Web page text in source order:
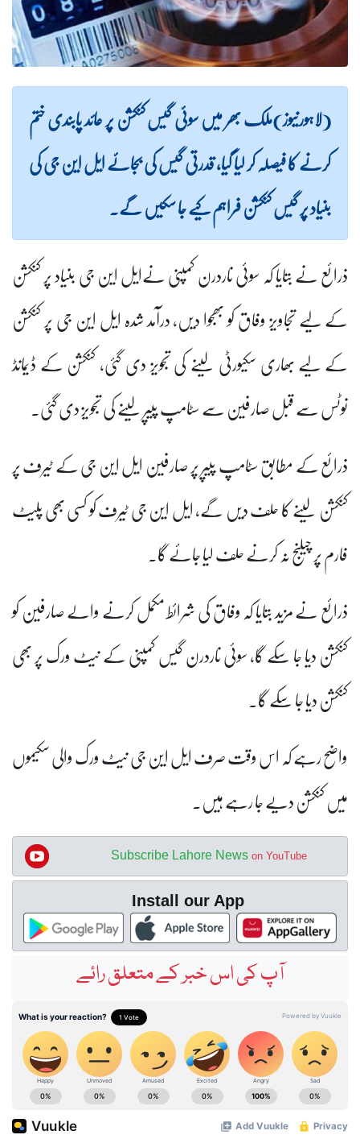
(لاہورنیوز)ملک بھر میں سوئی گیس کنکشن پر عائد پابندی ختم
کرنے کا فیصلہ کر لیا گیا، قدرتی گیس کی بجائے ایل این جی کی
بنیاد پر گیس کنکشن فراہم کیے جا سکیں گے۔
ذرائع نے بتایا کہ سوئی ناردرن کمپنی نےایل این جی بنیاد پر کنکشن
کے لیے تجاویز وفاق کو بھجوا دیں، درآمد شدہ ایل این جی پر کنکشن
کے لیے بھاری سکیورٹی لینے کی تجویز دی گئی، کنکشن کے ڈیمانڈ
نوٹس سے قبل صارفین سے سٹامپ پیپر لینے کی تجویز دی گئی۔
ذرائع کے مطابق سٹامپ پیپر پر صارفین ایل این جی کے ٹیرف پر
کنکشن لینے کا حلف دیں گے، ایل این جی ٹیرف کو کسی بھی پلیٹ
فارم پر چیلنج نہ کرنے حلف لیا جائے گا۔
ذرائع نے مزید بتایا کہ وفاق کی شرائط مکمل کرنے والے صارفین کو
کنکشن دیا جا سکے گا، سوئی ناردرن گیس کمپنی کے نیٹ ورک پر بھی
کنکشن دیا جا سکے گا۔
واضح رہے کہ اس وقت صرف ایل این جی نیٹ ورک والی سکیموں
میں کنکشن دیے جا رہے ہیں۔
Subscribe Lahore News on YouTube
Install our App
آپ کی اس خبر کے متعلق رائے